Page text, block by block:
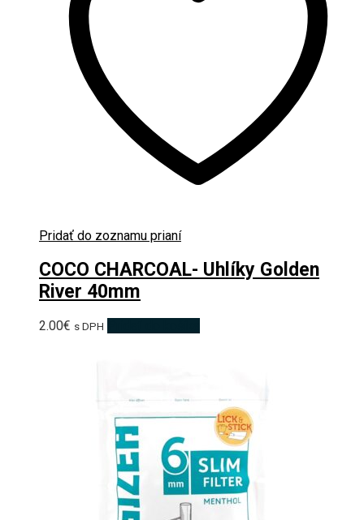
Pridať do zoznamu prianí
COCO CHARCOAL- Uhlíky Golden
River 40mm
2.00€ s DPH